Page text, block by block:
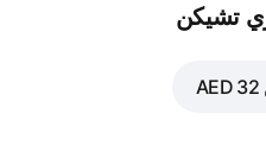
تشيكن
AED 32